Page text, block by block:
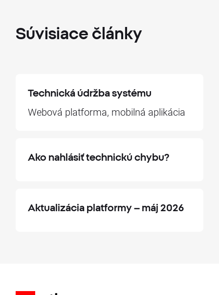
Súvisiace články
Technická údržba systému
Webová platforma, mobilná aplikácia
Ako nahlásiť technickú chybu?
Aktualizácia platformy – máj 2026